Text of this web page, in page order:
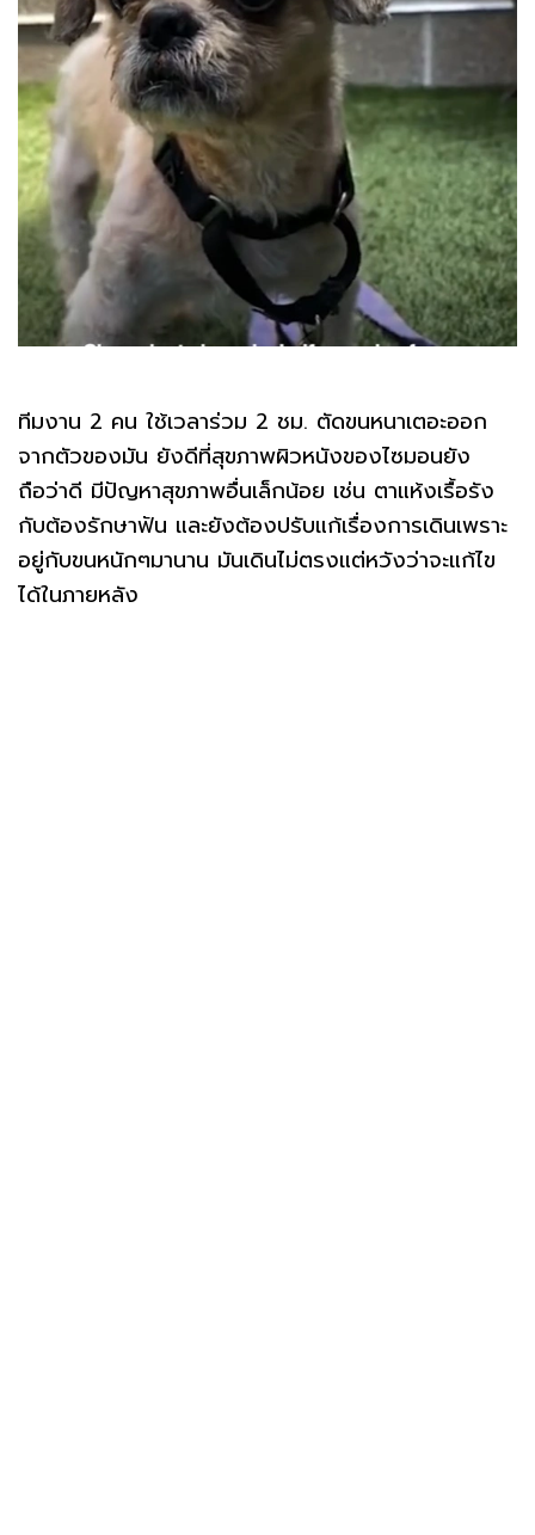
ทีมงาน 2 คน ใช้เวลาร่วม 2 ชม. ตัดขนหนาเตอะออก
จากตัวของมัน ยังดีที่สุขภาพผิวหนังของไซมอนยัง
ถือว่าดี มีปัญหาสุขภาพอื่นเล็กน้อย เช่น ตาแห้งเรื้อรัง
กับต้องรักษาฟัน และยังต้องปรับแก้เรื่องการเดินเพราะ
อยู่กับขนหนักๆมานาน มันเดินไม่ตรงแต่หวังว่าจะแก้ไข
ได้ในภายหลัง